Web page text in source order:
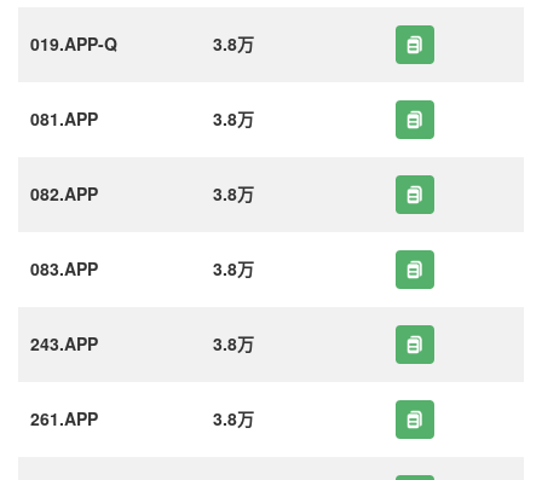
019.APP-Q 3.8万
081.APP 3.8万
082.APP 3.8万
083.APP 3.8万
243.APP 3.8万
261.APP 3.8万